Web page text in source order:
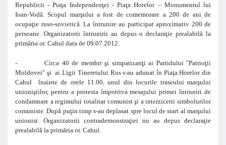
Republicii - Piaţa Independenţei - Piaţa Horelor – Monumentul lui
Ioan-Vodă. Scopul marşului a fost de comemorare a 200 de ani de
ocupaţie ruso-sovietică. La întrunire au participat aproximativ 200 de
persoane. Organizatorii întrunirii au depus o declaraţie prealabilă la
primăria or. Cahul data de 09.07.2012.
- Circa 40 de membri şi simpatizanţi ai Partidului "Patrioţii
Moldovei" şi ai Ligii Tineretului Rus s-au adunat în Piaţa Horelor din
Cahul înainte de orele 11.00, unul din locurile traseului marşului
unioniştilor, pentru a protesta împotriva mesajului primei întruniri de
condamnare a regimului totalitar comunist şi a interzicerii simbolurilor
comuniste. După puţin timp s-au deplasat spre locul de start al marşului
unionist. Organizatorii contrademonstraţiei nu au depus declaraţie
prealabilă la primăria or. Cahul.